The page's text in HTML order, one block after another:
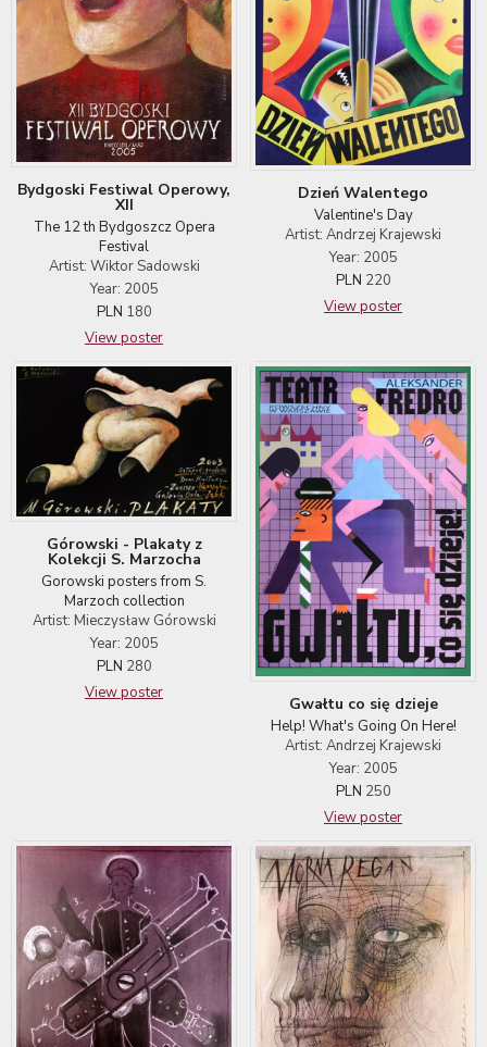
Bydgoski Festiwal Operowy,
XII
The 12 th Bydgoszcz Opera
Festival
Artist: Wiktor Sadowski
Year: 2005
PLN 180
View poster
Dzień Walentego
Valentine's Day
Artist: Andrzej Krajewski
Year: 2005
PLN 220
View poster
Górowski - Plakaty z
Kolekcji S. Marzocha
Gorowski posters from S.
Marzoch collection
Artist: Mieczysław Górowski
Year: 2005
PLN 280
View poster
Gwałtu co się dzieje
Help! What's Going On Here!
Artist: Andrzej Krajewski
Year: 2005
PLN 250
View poster